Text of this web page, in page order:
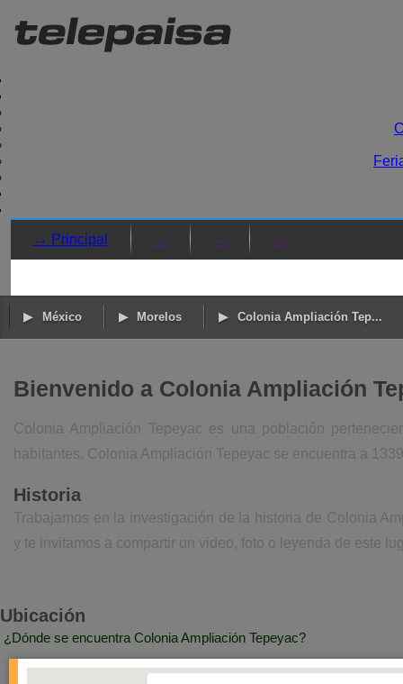
→ Principal → → →
México Morelos Colonia Ampliación Tep...
Bienvenido a Colonia Ampliación
Colonia Ampliación Tepeyac es una población
habitantes. Colonia Ampliación Tepeyac se encuentra a
Historia
Trabajamos en la investigación de la historia de Colonia
y te invitamos a compartir un video, foto o leyenda de este
Ubicación
¿Dónde se encuentra Colonia Ampliación Tepeyac?